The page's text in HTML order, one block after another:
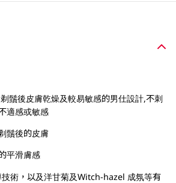
鬚後皮膚乾燥及較易敏感的男仕設計,不刺
適感或敏感
鬚後的皮膚
平滑膚感
術，以及洋甘菊及Witch-hazel 成氛等有